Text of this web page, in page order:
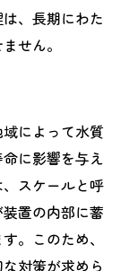
、長期にわた
せん。
によって水質
に影響を与え
スケールと呼
置の内部に蓄
。このため、
対策が求めら